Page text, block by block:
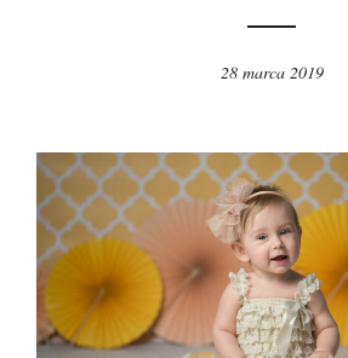
28 marca 2019